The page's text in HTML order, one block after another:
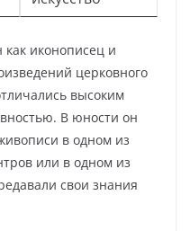
как иконописец и
церковного
высоким
В юности он
в одном из
или в одном из
свои знания